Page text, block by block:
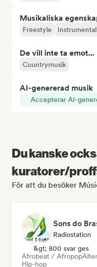
Musikaliska
Freestyle Instrumental
De vill inte ta emot...
Countrymusik
AI-genererad musik
Accepterar AI-
Du kanske
kuratorer/
För att du besöker
Sons do
Radiostation
&gt; 800 svar ges
Afrobeat / Afropop
Hip-hop